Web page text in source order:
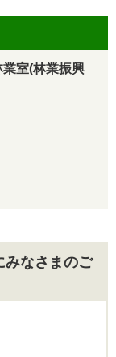
室(林業振興
みなさまのご